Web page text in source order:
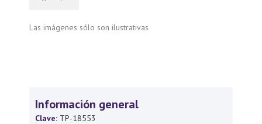
Las imágenes sólo son ilustrativas
Información general
Clave: TP-18553